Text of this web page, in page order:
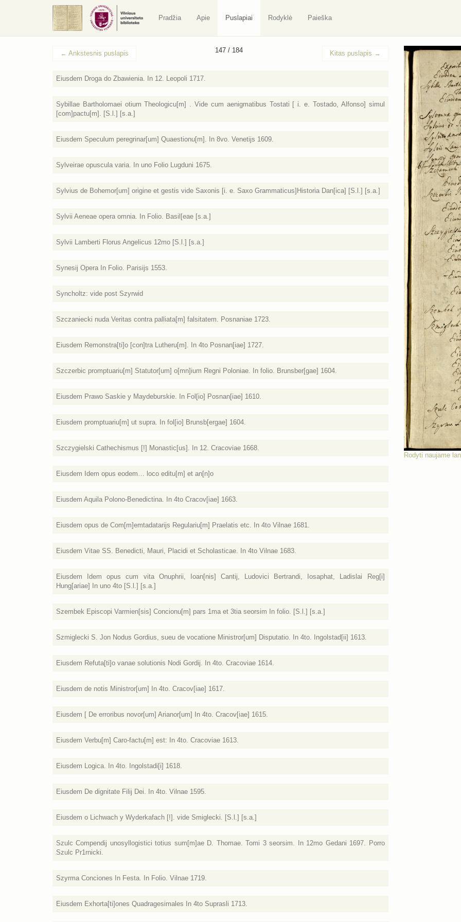
Pradžia Apie Puslapiai Rodyklė Paieška
← Ankstesnis puslapis 147 / 184 Kitas puslapis →
Eiusdem Droga do Zbawienia. In 12. Leopoli 1717.
Sybillae Bartholomaei otium Theologicu[m] . Vide cum aenigmatibus Tostati [ i. e. Tostado, Alfonso] simul
[com]pactu[m]. [S.l.] [s.a.]
Eiusdem Speculum peregrinar[um] Quaestionu[m]. In 8vo. Venetijs 1609.
Sylveirae opuscula varia. In uno Folio Lugduni 1675.
Sylvius de Bohemor[um] origine et gestis vide Saxonis [i. e. Saxo Grammaticus]Historia Dan[ica] [S.l.] [s.a.]
Sylvii Aeneae opera omnia. In Folio. Basil[eae [s.a.]
Sylvii Lamberti Florus Angelicus 12mo [S.l.] [s.a.]
Synesij Opera In Folio. Parisijs 1553.
Syncholtz: vide post Szyrwid
Szczaniecki nuda Veritas contra palliata[m] falsitatem. Posnaniae 1723.
Eiusdem Remonstra[ti]o [con]tra Lutheru[m]. In 4to Posnan[iae] 1727.
Szczerbic promptuariu[m] Statutor[um] o[mn]ium Regni Poloniae. In folio. Brunsber[gae] 1604.
Eiusdem Prawo Saskie y Maydeburskie. In Fol[io] Posnan[iae] 1610.
Eiusdem promptuariu[m] ut supra. In fol[io] Brunsb[ergae] 1604.
Szczygielski Cathechismus [!] Monastic[us]. In 12. Cracoviae 1668.
Eiusdem Idem opus eodem… loco editu[m] et an[n]o
Eiusdem Aquila Polono-Benedictina. In 4to Cracov[iae] 1663.
Eiusdem opus de Com[m]emtadatarijs Regulariu[m] Praelatis etc. In 4to Vilnae 1681.
Eiusdem Vitae SS. Benedicti, Mauri, Placidi et Scholasticae. In 4to Vilnae 1683.
Eiusdem Idem opus cum vita Onuphrii, Ioan[nis] Cantij, Ludovici Bertrandi, Iosaphat, Ladislai Reg[i]
Hung[ariae] In uno 4to [S.l.] [s.a.]
Szembek Episcopi Varmien[sis] Concionu[m] pars 1ma et 3tia seorsim In folio. [S.l.] [s.a.]
Szmiglecki S. Jon Nodus Gordius, sueu de vocatione Ministror[um] Disputatio. In 4to. Ingolstad[ii] 1613.
Eiusdem Refuta[ti]o vanae solutionis Nodi Gordij. In 4to. Cracoviae 1614.
Eiusdem de notis Ministror[um] In 4to. Cracov[iae] 1617.
Eiusdem [ De erroribus novor[um] Arianor[um] In 4to. Cracov[iae] 1615.
Eiusdem Verbu[m] Caro-factu[m] est: In 4to. Cracoviae 1613.
Eiusdem Logica. In 4to. Ingolstadi[i] 1618.
Eiusdem De dignitate Filij Dei. In 4to. Vilnae 1595.
Eiusdem o Lichwach y Wyderkafach [!]. vide Smiglecki. [S.l.] [s.a.]
Szulc Compendij unosyllogistici totius sum[m]ae D. Thomae. Tomi 3 seorsim. In 12mo Gedani 1697. Porro
Szulc Pr1rnicki.
Szyrma Conciones In Festa. In Folio. Vilnae 1719.
Eiusdem Exhorta[ti]ones Quadragesimales In 4to Suprasli 1713.
Rodyti naujame